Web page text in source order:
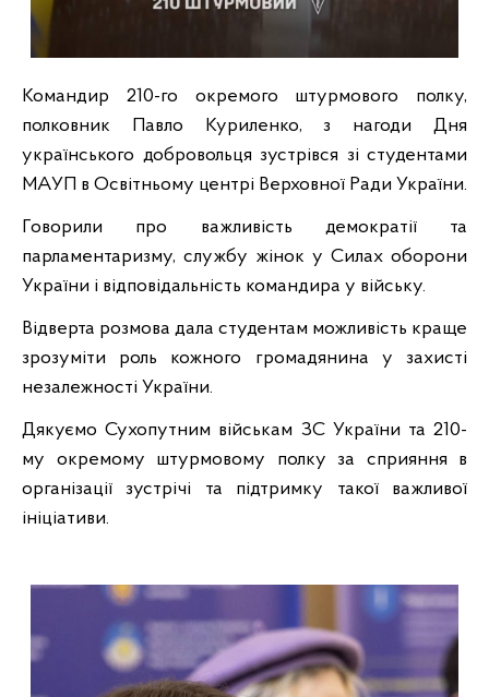
Командир 210-го окремого штурмового полку,
полковник Павло Куриленко, з нагоди Дня
українського добровольця зустрівся зі студентами
МАУП в Освітньому центрі Верховної Ради України.
Говорили про важливість демократії та
парламентаризму, службу жінок у Силах оборони
України і відповідальність командира у війську.
Відверта розмова дала студентам можливість краще
зрозуміти роль кожного громадянина у захисті
незалежності України.
Дякуємо Сухопутним військам ЗС України та 210-
му окремому штурмовому полку за сприяння в
організації зустрічі та підтримку такої важливої
ініціативи.